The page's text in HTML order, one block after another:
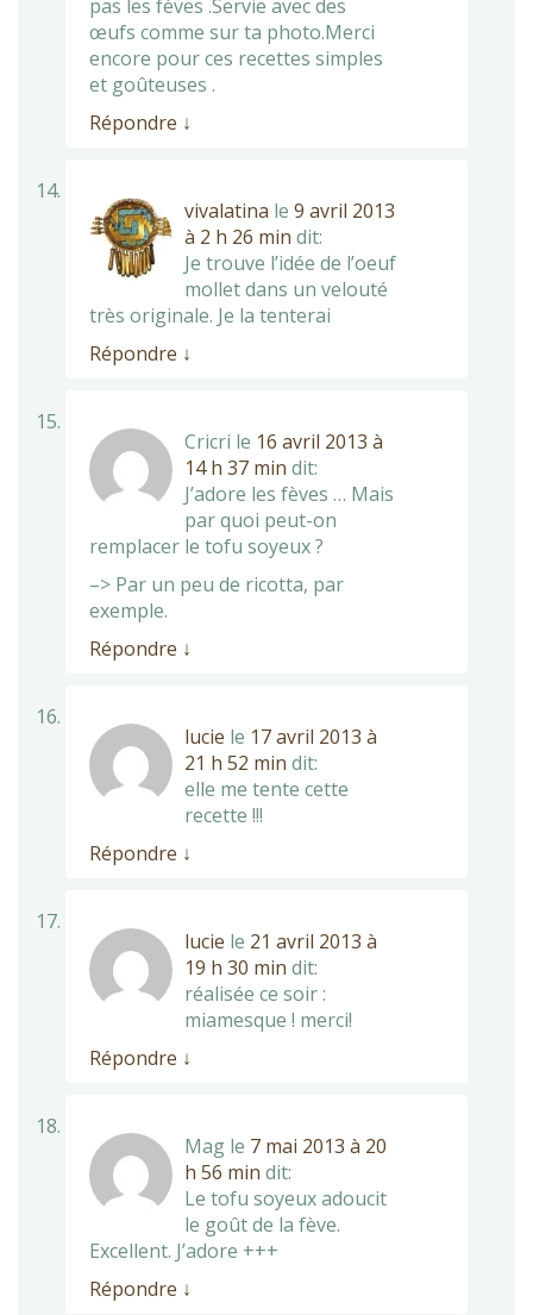
pas les fèves .Servie avec des
œufs comme sur ta photo.Merci
encore pour ces recettes simples
et goûteuses .
Répondre ↓
vivalatina le 9 avril 2013
à 2 h 26 min dit:
Je trouve l’idée de l’oeuf
mollet dans un velouté
très originale. Je la tenterai
Répondre ↓
Cricri le 16 avril 2013 à
14 h 37 min dit:
J’adore les fèves … Mais
par quoi peut-on
remplacer le tofu soyeux ?
–> Par un peu de ricotta, par
exemple.
Répondre ↓
lucie le 17 avril 2013 à
21 h 52 min dit:
elle me tente cette
recette !!!
Répondre ↓
lucie le 21 avril 2013 à
19 h 30 min dit:
réalisée ce soir :
miamesque ! merci!
Répondre ↓
Mag le 7 mai 2013 à 20
h 56 min dit:
Le tofu soyeux adoucit
le goût de la fève.
Excellent. J’adore +++
Répondre ↓